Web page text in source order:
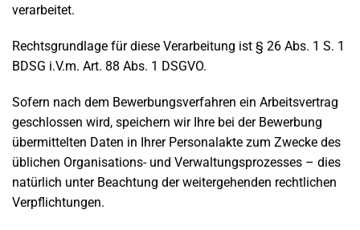
verarbeitet.
Rechtsgrundlage für diese Verarbeitung ist § 26 Abs. 1 S. 1
BDSG i.V.m. Art. 88 Abs. 1 DSGVO.
Sofern nach dem Bewerbungsverfahren ein Arbeitsvertrag
geschlossen wird, speichern wir Ihre bei der Bewerbung
übermittelten Daten in Ihrer Personalakte zum Zwecke des
üblichen Organisations- und Verwaltungsprozesses – dies
natürlich unter Beachtung der weitergehenden rechtlichen
Verpflichtungen.